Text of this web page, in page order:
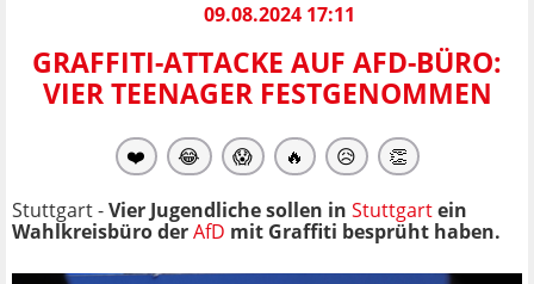
09.08.2024 17:11
GRAFFITI-ATTACKE AUF AFD-BÜRO:
VIER TEENAGER FESTGENOMMEN
❤️ 😂 😱 🔥 😥 👏
Stuttgart -Vier Jugendliche sollen in Stuttgartein
Wahlkreisbüro derAfD mit Graffiti besprüht haben.